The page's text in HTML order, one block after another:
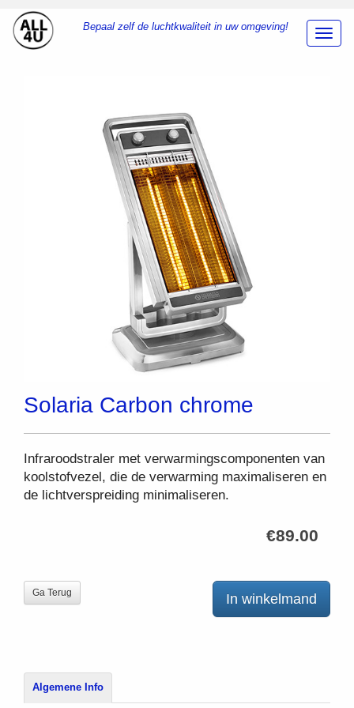
Bepaal zelf de luchtkwaliteit in uw omgeving!
Solaria Carbon chrome
Infraroodstraler met verwarmingscomponenten van
koolstofvezel, die de verwarming maximaliseren en
de lichtverspreiding minimaliseren.
€89.00
In winkelmand
Ga Terug
Algemene Info